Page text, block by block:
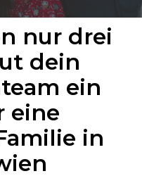
nur drei
dein
ein
eine
in